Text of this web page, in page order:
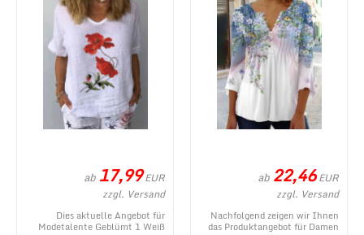
ab 17,99EUR
zzgl. Versand
Dies aktuelle Angebot für
Modetalente Geblümt 1 Weiß
ab 22,46EUR
zzgl. Versand
Nachfolgend zeigen wir Ihnen
das Produktangebot für Damen